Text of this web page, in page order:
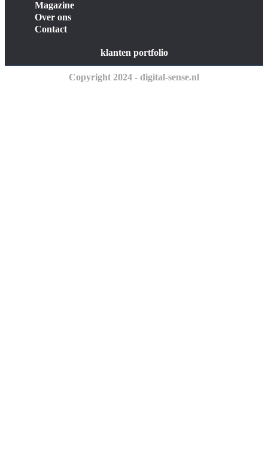
Magazine
Over ons
Contact
klanten portfolio
Copyright 2024 - digital-sense.nl